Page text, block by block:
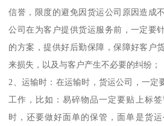
信誉，限度的避免因货运公司原因造成
公司在为客户提供货运服务前，一定要
的方案，提供好后勤保障，保障好客户
来损失，以及与客户产生不必要的纠纷；
2、运输时：在运输时，货运公司，一定
工作，比如：易碎物品一定要贴上标
时，还要做好面单的保管，面单是货